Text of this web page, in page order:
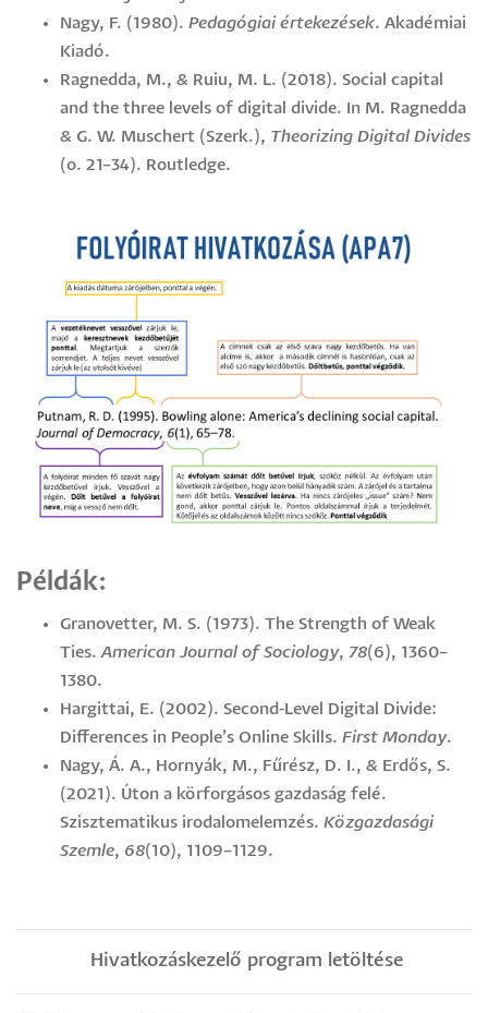
Nagy, F. (1980). Pedagógiai értekezések. Akadémiai
Kiadó.
Ragnedda, M., & Ruiu, M. L. (2018). Social capital
and the three levels of digital divide. In M. Ragnedda
& G. W. Muschert (Szerk.), Theorizing Digital Divides
(o. 21–34). Routledge.
Példák:
Granovetter, M. S. (1973). The Strength of Weak
Ties. American Journal of Sociology, 78(6), 1360–
1380.
Hargittai, E. (2002). Second-Level Digital Divide:
Differences in People’s Online Skills. First Monday.
Nagy, Á. A., Hornyák, M., Fűrész, D. I., & Erdős, S.
(2021). Úton a körforgásos gazdaság felé.
Szisztematikus irodalomelemzés. Közgazdasági
Szemle, 68(10), 1109–1129.
Hivatkozáskezelő program letöltése